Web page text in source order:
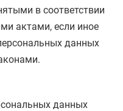
в соответствии
актами, если иное
данных
данных